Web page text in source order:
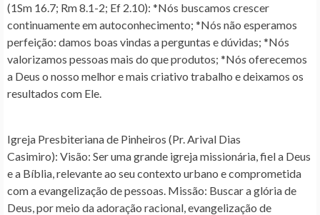
(1Sm 16.7; Rm 8.1-2; Ef 2.10): *Nós buscamos crescer
continuamente em autoconhecimento; *Nós não esperamos
perfeição: damos boas vindas a perguntas e dúvidas; *Nós
valorizamos pessoas mais do que produtos; *Nós oferecemos
a Deus o nosso melhor e mais criativo trabalho e deixamos os
resultados com Ele.
Igreja Presbiteriana de Pinheiros (Pr. Arival Dias
Casimiro): Visão: Ser uma grande igreja missionária, fiel a Deus
e a Bíblia, relevante ao seu contexto urbano e comprometida
com a evangelização de pessoas. Missão: Buscar a glória de
Deus, por meio da adoração racional, evangelização de